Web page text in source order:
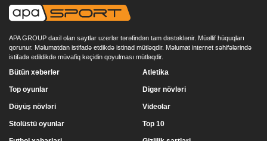
APA GROUP daxil olan saytlar uzerlər tərəfindən tam dəstəklənir. Müəllif hüquqları
qorunur. Məlumatdan istifadə etdikdə istinad mütləqdir. Məlumat internet səhifələrində
istifadə edildikdə müvafiq keçidin qoyulması mütləqdir.
Bütün xəbərlər
Top oyunlar
Döyüş növləri
Stolüstü oyunlar
Atletika
Digər növləri
Videolar
Top 10